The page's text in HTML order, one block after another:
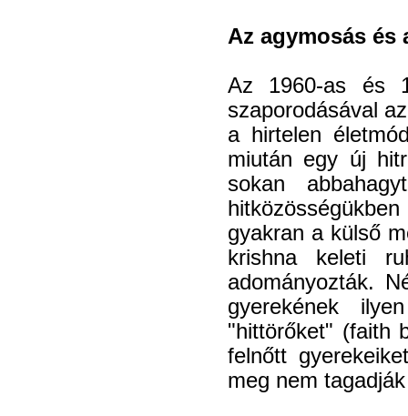
Az agymosás
Az 1960-as és
szaporodásával
a hirtelen
miután egy új
sokan
gyakran a külső
krishna keleti
adományozták.
gyerekének
"hittörőket" (faith
felnőtt
meg nem